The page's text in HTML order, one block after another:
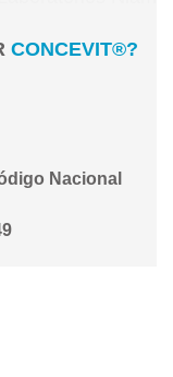
CONCEVIT®?
Nacional